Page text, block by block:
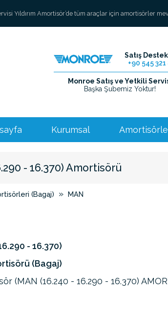
Yıldırım Amortisör’de tüm araçlar için amortisörler
Satış
+90 545 321
Monroe Satış ve Yetkili
Başka Şubemiz Yoktur!
Kurumsal
- 16.370) Amortisörü
(Bagaj) » MAN
- 16.370)
(Bagaj)
(MAN (16.240 - 16.290 - 16.370)